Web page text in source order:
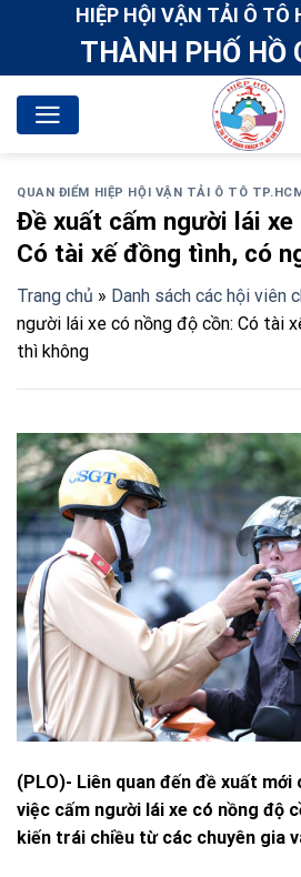
HIỆP HỘI VẬN TẢI Ô TÔ
THÀNH PHỐ HỒ
QUAN ĐIỂM HIỆP HỘI VẬN TẢI Ô TÔ
Đề xuất cấm người lái xe
Có tài xế đồng tình, có
Trang chủ » Danh sách các hội viên
người lái xe có nồng độ cồn: Có tài
thì không
(PLO)- Liên quan đến đề xuất mới
việc cấm người lái xe có nồng độ
kiến trái chiều từ các chuyên gia